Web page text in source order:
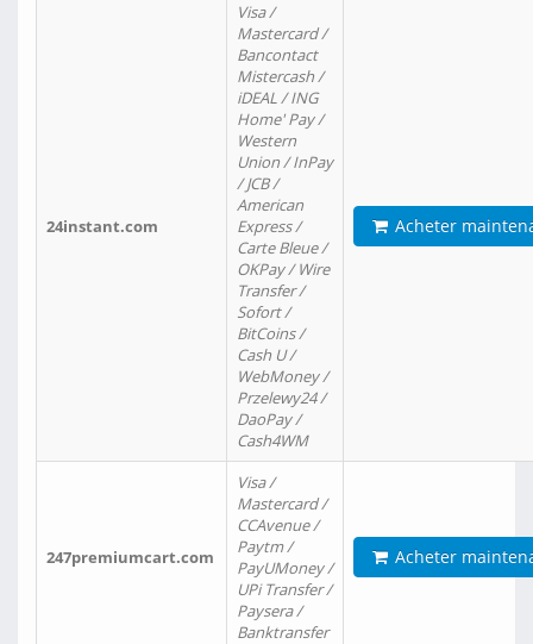
24instant.com
Visa /
Mastercard /
Bancontact
Mistercash /
iDEAL / ING
Home' Pay /
Western
Union / InPay
/ JCB /
American
Express /
Carte Bleue /
OKPay / Wire
Transfer /
Sofort /
BitCoins /
Cash U /
WebMoney /
Przelewy24 /
DaoPay /
Cash4WM
Acheter
247premiumcart.com
Visa /
Mastercard /
CCAvenue /
Paytm /
PayUMoney /
UPi Transfer /
Paysera /
Banktransfer
Acheter